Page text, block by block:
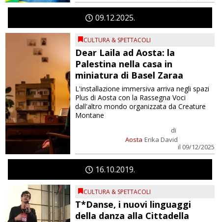
09 12 2025
CULTURA & SPETTACOLI
Dear Laila ad Aosta: la
Palestina nella casa in
miniatura di Basel Zaraa
Aosta
di
Erika David
il 09/12/2025
L'installazione immersiva arriva negli spazi
Plus di Aosta con la Rassegna Voci
dall'altro mondo organizzata da Creature
Montane
16 10 2019
CULTURA & SPETTACOLI
T*Danse, i nuovi linguaggi
della danza alla Cittadella